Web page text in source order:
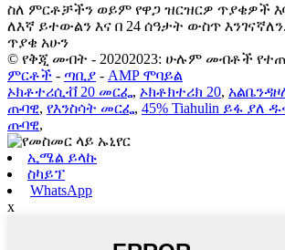
ስለ ምርቶቻችን ወይም የዋጋ ዝርዝርዎ ጥያቄዎች
ለእኛ ይተውልን እና በ 24 ሰዓታት ውስጥ እንገናኛለን.
ጥያቄ አሁን
© የቅጂ መብት - 20202023: ሁሉም መብቶች
ምርቶች - ጣቢያ - AMP ሞባይል
ኦክቶተሪሲቭ 20 መርፌ, ኦክቶክተሪክ 20,
ጡባዊ, የእንስሳት መርፌ, 45% Tiahulin ይፋ ያለ
ጡባዊ,
ኢሜል ይላኩ
ስካይፕ
WhatsApp
x